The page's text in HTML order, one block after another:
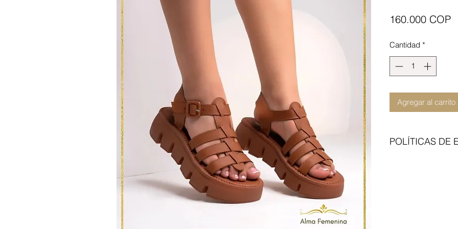
160.000 COP
Cantidad *
Agregar al carrito
POLÍTICAS DE